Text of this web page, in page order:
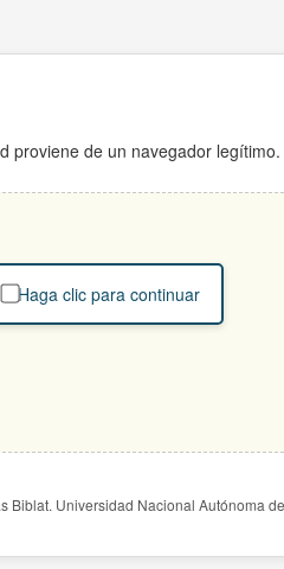
proviene de un navegador legítimo.
Haga clic para continuar
Biblat. Universidad Nacional Autónoma